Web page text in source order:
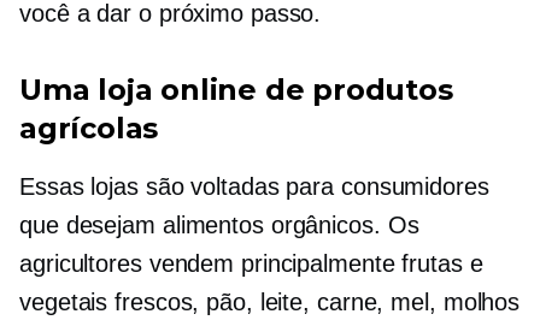
você a dar o próximo passo.
Uma loja online de produtos
agrícolas
Essas lojas são voltadas para consumidores
que desejam alimentos orgânicos. Os
agricultores vendem principalmente frutas e
vegetais frescos, pão, leite, carne, mel, molhos